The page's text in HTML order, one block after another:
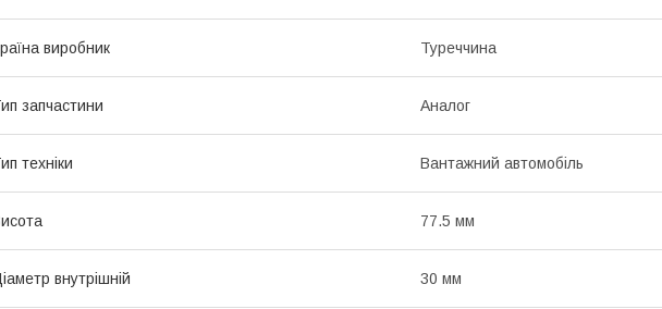
виробник Туреччина
запчастини Аналог
техніки Вантажний автомобіль
77.5 мм
внутрішній 30 мм